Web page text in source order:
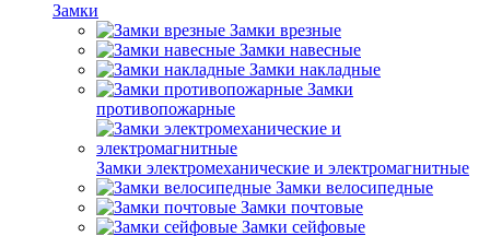
Замки
Замки врезные
Замки навесные
Замки накладные
Замки
противопожарные
Замки электромеханические и электромагнитные
Замки велосипедные
Замки почтовые
Замки сейфовые